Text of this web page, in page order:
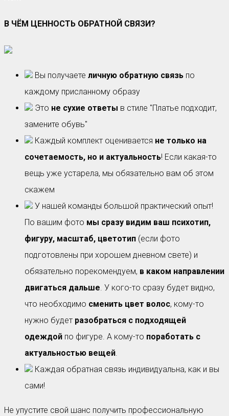
В ЧЁМ ЦЕННОСТЬ ОБРАТНОЙ СВЯЗИ?
Вы получаете личную обратную связь по
каждому присланному образу
Это не сухие ответы в стиле "Платье подходит,
замените обувь"
Каждый комплект оценивается не только на
сочетаемость, но и актуальность! Если какая-то
вещь уже устарела, мы обязательно вам об этом
скажем
У нашей команды большой практический опыт!
По вашим фото мы сразу видим ваш психотип,
фигуру, масштаб, цветотип (если фото
подготовлены при хорошем дневном свете) и
обязательно порекомендуем, в каком направлении
двигаться дальше. У кого-то сразу будет видно,
что необходимо сменить цвет волос, кому-то
нужно будет разобраться с подходящей
одеждой по фигуре. А кому-то поработать с
актуальностью вещей.
Каждая обратная связь индивидуальна, как и вы
сами!
Не упустите свой шанс получить профессиональную